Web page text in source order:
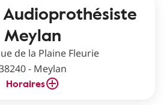
Meylan
de la Plaine Fleurie
- Meylan
Horaires